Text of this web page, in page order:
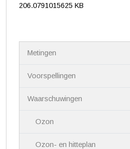
206.0791015625 KB
Metingen
Voorspellingen
Waarschuwingen
Ozon
Ozon- en hitteplan